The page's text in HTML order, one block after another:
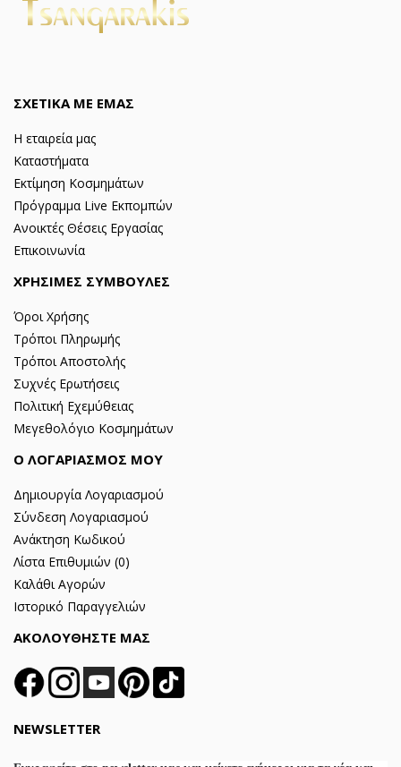
ΣΧΕΤΙΚΑ ΜΕ ΕΜΑΣ
Η εταιρεία μας
Καταστήματα
Εκτίμηση Κοσμημάτων
Πρόγραμμα Live Εκπομπών
Ανοικτές Θέσεις Εργασίας
Επικοινωνία
ΧΡΗΣΙΜΕΣ ΣΥΜΒΟΥΛΕΣ
Όροι Χρήσης
Τρόποι Πληρωμής
Τρόποι Αποστολής
Συχνές Ερωτήσεις
Πολιτική Εχεμύθειας
Μεγεθολόγιο Κοσμημάτων
Ο ΛΟΓΑΡΙΑΣΜΟΣ ΜΟΥ
Δημιουργία Λογαριασμού
Σύνδεση Λογαριασμού
Ανάκτηση Κωδικού
Λίστα Επιθυμιών (0)
Καλάθι Αγορών
Ιστορικό Παραγγελιών
ΑΚΟΛΟΥΘΗΣΤΕ ΜΑΣ
NEWSLETTER